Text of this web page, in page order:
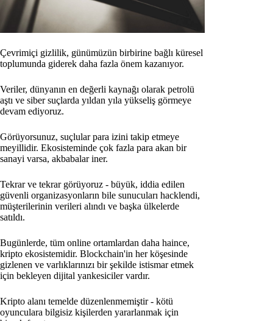
Çevrimiçi gizlilik, günümüzün birbirine bağlı küresel
toplumunda giderek daha fazla önem kazanıyor.
Veriler, dünyanın en değerli kaynağı olarak petrolü
aştı ve siber suçlarda yıldan yıla yükseliş görmeye
devam ediyoruz.
Görüyorsunuz, suçlular para izini takip etmeye
meyillidir. Ekosisteminde çok fazla para akan bir
sanayi varsa, akbabalar iner.
Tekrar ve tekrar görüyoruz - büyük, iddia edilen
güvenli organizasyonların bile sunucuları hacklendi,
müşterilerinin verileri alındı ve başka ülkelerde
satıldı.
Bugünlerde, tüm online ortamlardan daha haince,
kripto ekosistemidir. Blockchain'in her köşesinde
gizlenen ve varlıklarınızı bir şekilde istismar etmek
için bekleyen dijital yankesiciler vardır.
Kripto alanı temelde düzenlenmemiştir - kötü
oyunculara bilgisiz kişilerden yararlanmak için